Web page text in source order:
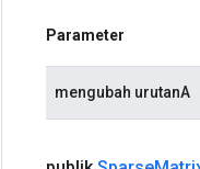
Parameter
mengubah urutanA